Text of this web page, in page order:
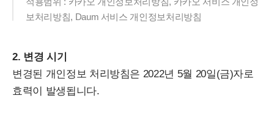
보처리방침, Daum 서비스 개인정보처리방침
2. 변경 시기
변경된 개인정보 처리방침은 2022년 5월 20일(금)자로
효력이 발생됩니다.